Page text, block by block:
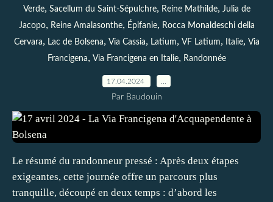
Verde, Sacellum du Saint-Sépulchre, Reine Mathilde, Julia de
Jacopo, Reine Amalasonthe, Épifanie, Rocca Monaldeschi della
Cervara, Lac de Bolsena, Via Cassia, Latium, VF Latium, Italie, Via
Francigena, Via Francigena en Italie, Randonnée
17.04.2024
Par Baudouin
Le résumé du randonneur pressé : Après deux étapes
exigeantes, cette journée offre un parcours plus
tranquille, découpé en deux temps : d’abord les